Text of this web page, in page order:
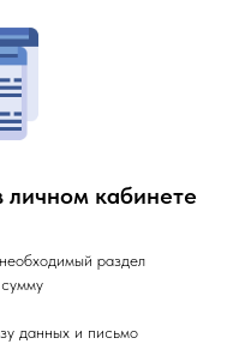
личном кабинете
раздел
данных и письмо